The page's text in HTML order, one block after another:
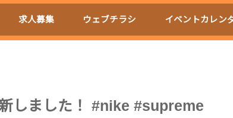
求人募集 ウェブチラシ イベントカレン
しました！ #nike #supreme